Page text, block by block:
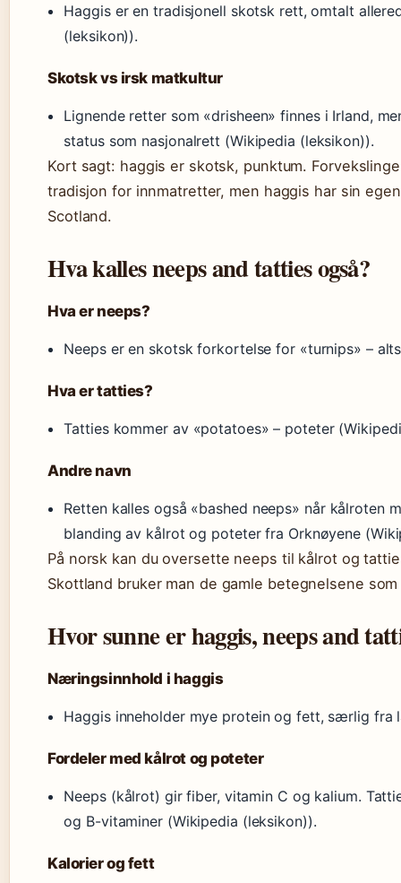
Haggis er en tradisjonell skotsk rett, omtalt
(leksikon)).
Skotsk vs irsk matkultur
Lignende retter som «drisheen» finnes i Irland,
status som nasjonalrett (Wikipedia (leksikon)).
Kort sagt: haggis er skotsk, punktum.
tradisjon for innmatretter, men haggis har sin
Scotland.
Hva kalles neeps and tatties også?
Hva er neeps?
Neeps er en skotsk forkortelse for «turnips» –
Hva er tatties?
Tatties kommer av «potatoes» – poteter
Andre navn
Retten kalles også «bashed neeps» når kålroten
blanding av kålrot og poteter fra Orknøyene
På norsk kan du oversette neeps til kålrot og
Skottland bruker man de gamle betegnelsene
Hvor sunne er haggis, neeps and
Næringsinnhold i haggis
Haggis inneholder mye protein og fett, særlig fra
Fordeler med kålrot og poteter
Neeps (kålrot) gir fiber, vitamin C og kalium.
og B-vitaminer (Wikipedia (leksikon)).
Kalorier og fett